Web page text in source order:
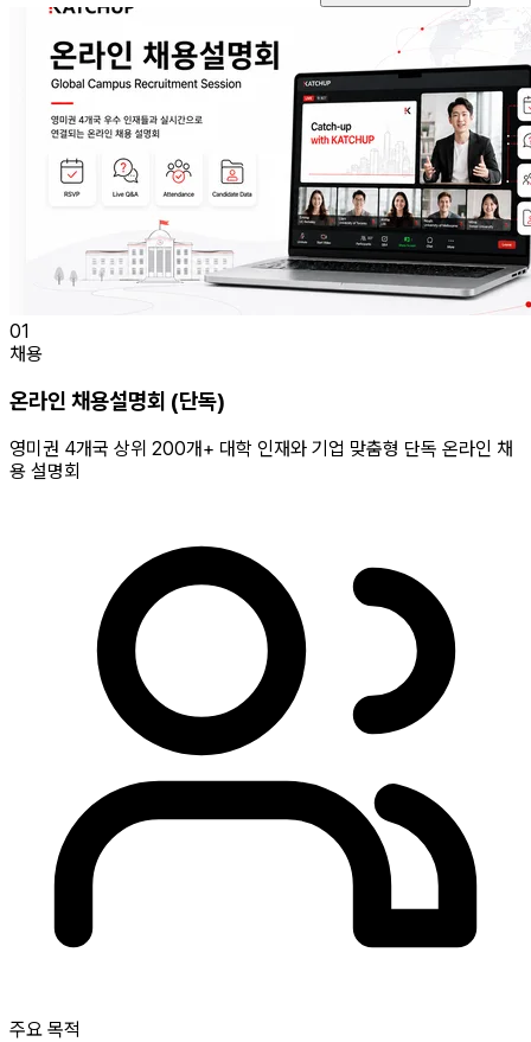
01
채용
온라인 채용설명회 (단독)
영미권 4개국 상위 200개+ 대학 인재와 기업 맞춤형 단독 온라인 채
용 설명회
주요 목적